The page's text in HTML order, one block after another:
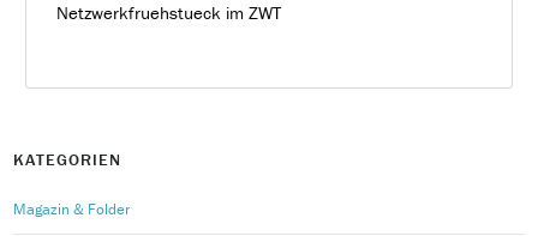
Netzwerkfruehstueck im ZWT
KATEGORIEN
Magazin & Folder